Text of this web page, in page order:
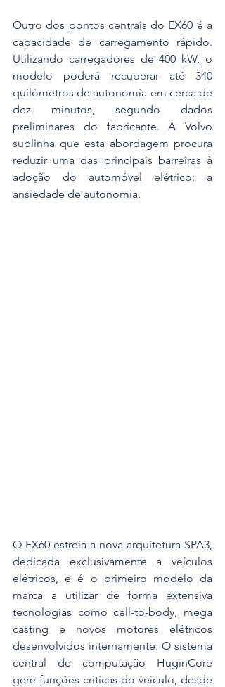
Outro dos pontos centrais do EX60 é a
capacidade de carregamento rápido.
Utilizando carregadores de 400 kW, o
modelo poderá recuperar até 340
quilómetros de autonomia em cerca de
dez minutos, segundo dados
preliminares do fabricante. A Volvo
sublinha que esta abordagem procura
reduzir uma das principais barreiras à
adoção do automóvel elétrico: a
ansiedade de autonomia.
O EX60 estreia a nova arquitetura SPA3,
dedicada exclusivamente a veículos
elétricos, e é o primeiro modelo da
marca a utilizar de forma extensiva
tecnologias como cell-to-body, mega
casting e novos motores elétricos
desenvolvidos internamente. O sistema
central de computação HuginCore
gere funções críticas do veículo, desde